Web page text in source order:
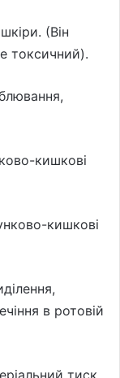
(Він
токсичний).
кишкові
кишкові
в ротовій